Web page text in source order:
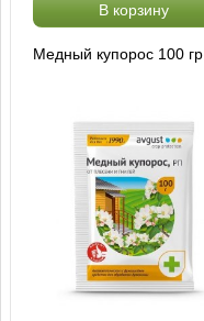
В корзину
Медный купорос 100 гр